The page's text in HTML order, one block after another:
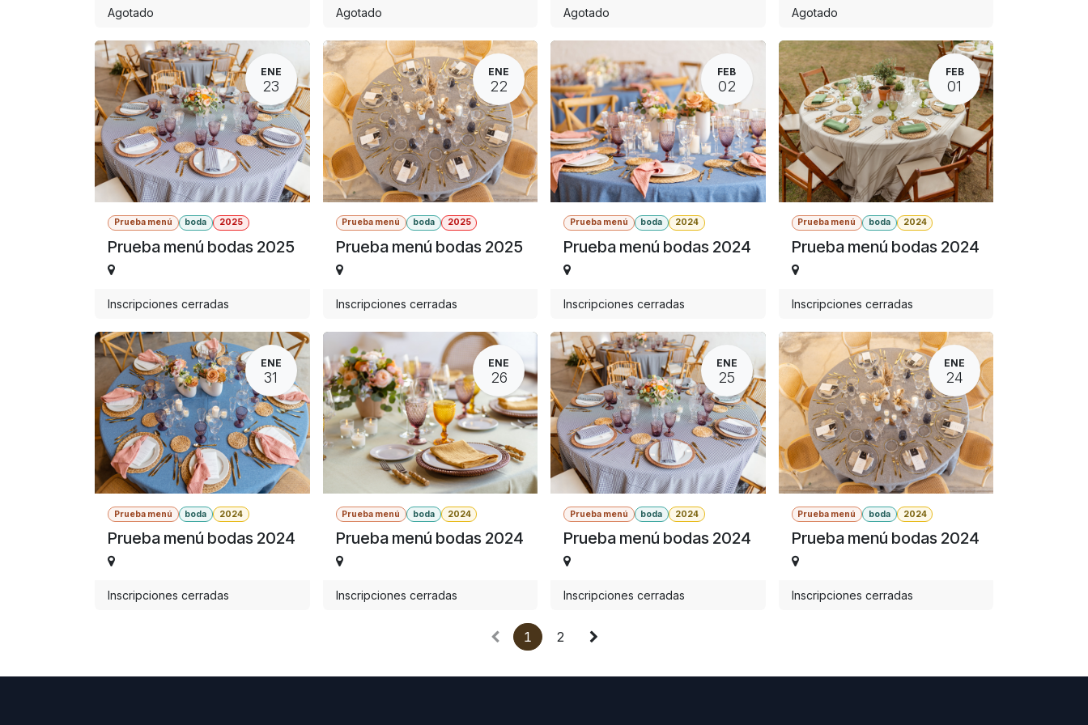
Agotado Agotado Agotado Agotado
ENE
23
Prueba menú boda 2025
Prueba menú bodas 2025
Inscripciones cerradas
ENE
22
Prueba menú boda 2025
Prueba menú bodas 2025
Inscripciones cerradas
FEB
02
Prueba menú boda 2024
Prueba menú bodas 2024
Inscripciones cerradas
FEB
01
Prueba menú boda 2024
Prueba menú bodas 2024
Inscripciones cerradas
ENE
31
Prueba menú boda 2024
Prueba menú bodas 2024
Inscripciones cerradas
ENE
26
Prueba menú boda 2024
Prueba menú bodas 2024
Inscripciones cerradas
ENE
25
Prueba menú boda 2024
Prueba menú bodas 2024
Inscripciones cerradas
ENE
24
Prueba menú boda 2024
Prueba menú bodas 2024
Inscripciones cerradas
1 2